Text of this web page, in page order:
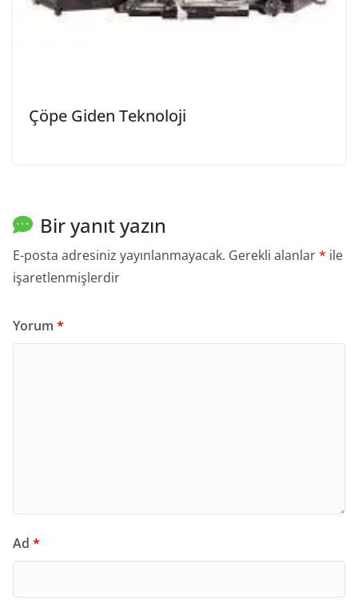
Çöpe Giden Teknoloji
Bir yanıt yazın
E-posta adresiniz yayınlanmayacak. Gerekli alanlar* ile
işaretlenmişlerdir
Yorum *
Ad *